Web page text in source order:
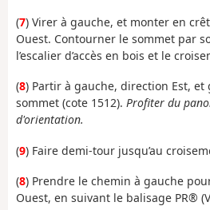
(7) Virer à gauche, et monter en
Ouest. Contourner le sommet par
l’escalier d’accès en bois et le
(8) Partir à gauche, direction Est, et
sommet (cote 1512). Profiter du
d'orientation.
(9) Faire demi-tour jusqu’au
(8) Prendre le chemin à gauche
Ouest, en suivant le balisage PR®